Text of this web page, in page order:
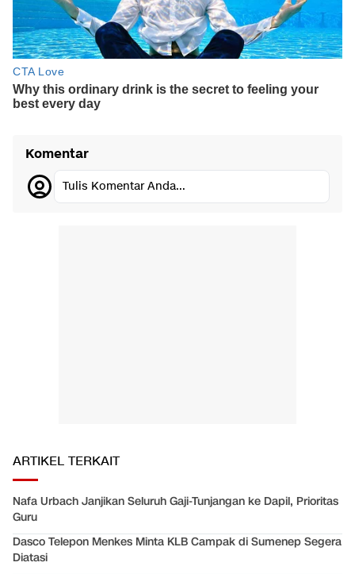
Komentar
Tulis Komentar Anda...
ARTIKEL TERKAIT
Nafa Urbach Janjikan Seluruh Gaji-Tunjangan ke Dapil, Prioritas
Guru
Dasco Telepon Menkes Minta KLB Campak di Sumenep Segera
Diatasi